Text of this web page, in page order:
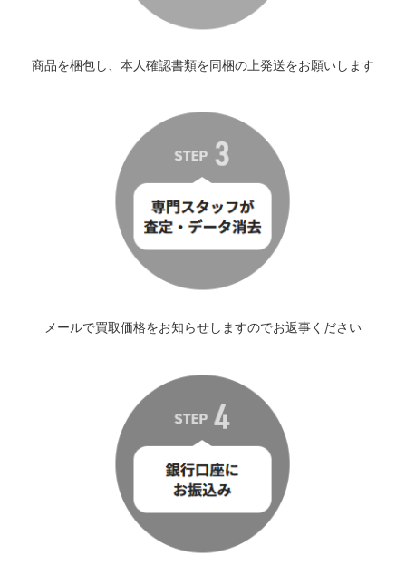
商品を梱包し、本人確認書類を同梱の上発送をお願いします
メールで買取価格をお知らせしますのでお返事ください